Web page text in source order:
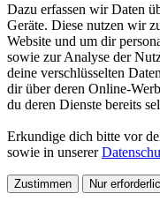
Dazu erfassen wir Daten
Geräte. Diese nutzen wir
Website und um dir
sowie zur Analyse der
deine verschlüsselten
dir über deren Online-
du deren Dienste bereits
Erkundige dich bitte vor
sowie in unserer
Zustimmen Nur